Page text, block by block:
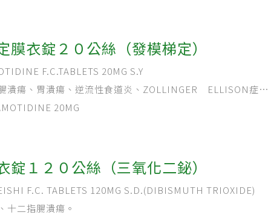
膜衣錠２０公絲（發模梯定）
F.C.TABLETS 20MG S.Y
潰瘍、胃潰瘍、逆流性食道炎、ZOLLINGER ELLISON症侯
20MG
錠１２０公絲（三氧化二鉍）
F.C. TABLETS 120MG S.D.(DIBISMUTH TRIOXIDE)
十二指腸潰瘍。